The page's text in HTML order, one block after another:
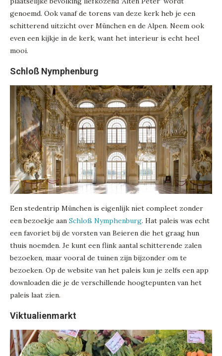
genoemd. Ook vanaf de torens van deze kerk heb je een
schitterend uitzicht over München en de Alpen. Neem ook
even een kijkje in de kerk, want het interieur is echt heel
mooi.
Schloß Nymphenburg
Een stedentrip München is eigenlijk niet compleet zonder
een bezoekje aan Schloß Nymphenburg. Hat paleis was echt
een favoriet bij de vorsten van Beieren die het graag hun
thuis noemden. Je kunt een flink aantal schitterende zalen
bezoeken, maar vooral de tuinen zijn bijzonder om te
bezoeken. Op de website van het paleis kun je zelfs een app
downloaden die je de verschillende hoogtepunten van het
paleis laat zien.
Viktualienmarkt